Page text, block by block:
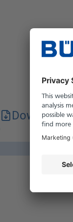
Downloads